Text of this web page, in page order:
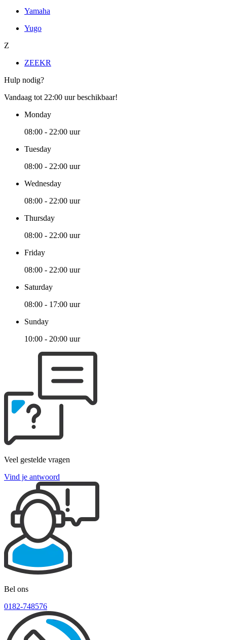
Yamaha
Yugo
Z
ZEEKR
Hulp nodig?
Vandaag tot 22:00 uur beschikbaar!
Monday
08:00 - 22:00 uur
Tuesday
08:00 - 22:00 uur
Wednesday
08:00 - 22:00 uur
Thursday
08:00 - 22:00 uur
Friday
08:00 - 22:00 uur
Saturday
08:00 - 17:00 uur
Sunday
10:00 - 20:00 uur
Veel gestelde vragen
Vind je antwoord
Bel ons
0182-748576